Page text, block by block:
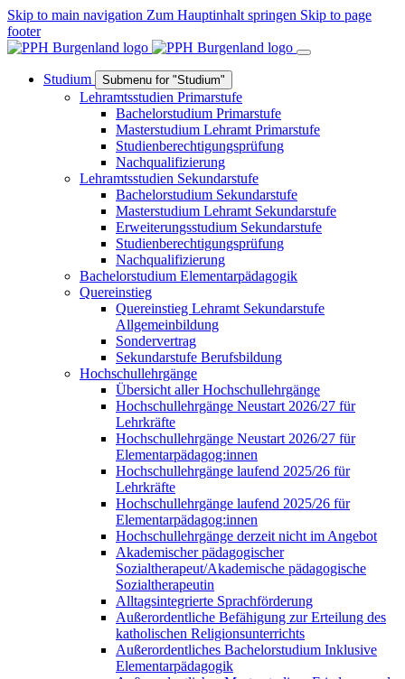
Skip to main navigation Zum Hauptinhalt springen Skip to page
footer
Studium Submenu for "Studium"
Lehramtsstudien Primarstufe
Bachelorstudium Primarstufe
Masterstudium Lehramt Primarstufe
Studienberechtigungsprüfung
Nachqualifizierung
Lehramtsstudien Sekundarstufe
Bachelorstudium Sekundarstufe
Masterstudium Lehramt Sekundarstufe
Erweiterungsstudium Sekundarstufe
Studienberechtigungsprüfung
Nachqualifizierung
Bachelorstudium Elementarpädagogik
Quereinstieg
Quereinstieg Lehramt Sekundarstufe
Allgemeinbildung
Sondervertrag
Sekundarstufe Berufsbildung
Hochschullehrgänge
Übersicht aller Hochschullehrgänge
Hochschullehrgänge Neustart 2026/27 für
Lehrkräfte
Hochschullehrgänge Neustart 2026/27 für
Elementarpädagog:innen
Hochschullehrgänge laufend 2025/26 für
Lehrkräfte
Hochschullehrgänge laufend 2025/26 für
Elementarpädagog:innen
Hochschullehrgänge derzeit nicht im Angebot
Akademischer pädagogischer
Sozialtherapeut/Akademische pädagogische
Sozialtherapeutin
Alltagsintegrierte Sprachförderung
Außerordentliche Befähigung zur Erteilung des
katholischen Religionsunterrichts
Außerordentliches Bachelorstudium Inklusive
Elementarpädagogik